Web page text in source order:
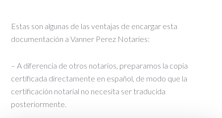
Estas son algunas de las ventajas de encargar esta
documentación a Vanner Perez Notaries:
– A diferencia de otros notarios, preparamos la copia
certificada directamente en español, de modo que la
certificación notarial no necesita ser traducida
posteriormente.